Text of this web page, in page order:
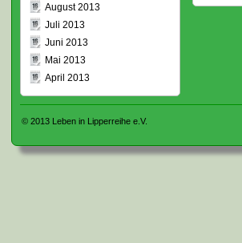
August 2013
Juli 2013
Juni 2013
Mai 2013
April 2013
© 2013 Leben in Lipperreihe e.V.